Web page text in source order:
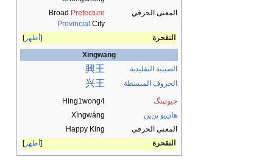
المعنى الحرفي
BroadPrefecture
Provincial
Xingwang
الصينية التقليدية
興王
الحروف المبسطة 兴王
Hing1wong4
هان‌يو پن‌ين
Xìngwáng
المعنى الحرفي
Happy King